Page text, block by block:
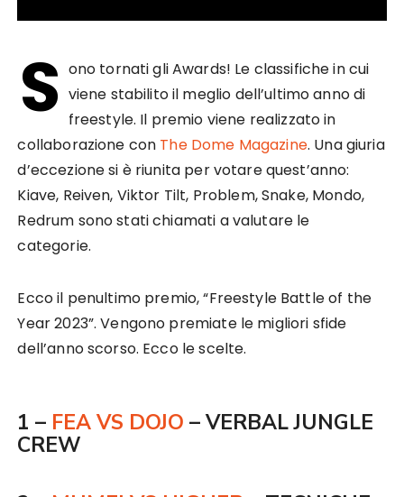
S ono tornati gli Awards! Le classifiche in cui
viene stabilito il meglio dell’ultimo anno di
freestyle. Il premio viene realizzato in
collaborazione con The Dome Magazine. Una giuria
d’eccezione si è riunita per votare quest’anno:
Kiave, Reiven, Viktor Tilt, Problem, Snake, Mondo,
Redrum sono stati chiamati a valutare le
categorie.
Ecco il penultimo premio, “Freestyle Battle of the
Year 2023”. Vengono premiate le migliori sfide
dell’anno scorso. Ecco le scelte.
1 – FEA VS DOJO – VERBAL JUNGLE
CREW